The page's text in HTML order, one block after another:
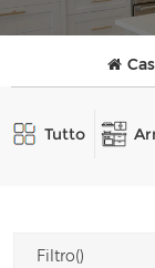
Tutto
Filtro()